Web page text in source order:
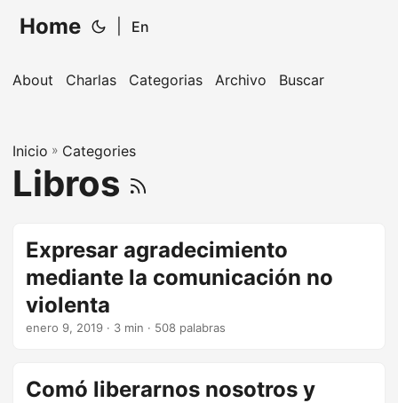
Home En
About Charlas Categorias Archivo Buscar
Inicio » Categories
Libros
Expresar agradecimiento
mediante la comunicación no
violenta
enero 9, 2019 · 3 min · 508 palabras
Comó liberarnos nosotros y